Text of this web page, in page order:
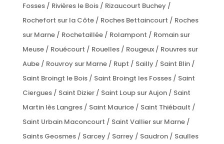
Fosses / Rivières le Bois / Rizaucourt Buchey /
Rochefort sur la Côte / Roches Bettaincourt / Roches
sur Marne / Rochetaillée / Rolampont / Romain sur
Meuse / Rouécourt / Rouelles / Rougeux / Rouvres sur
Aube / Rouvroy sur Marne / Rupt / Sailly / Saint Blin /
Saint Broingt le Bois / Saint Broingt les Fosses / Saint
Ciergues / Saint Dizier / Saint Loup sur Aujon / Saint
Martin lès Langres / Saint Maurice / Saint Thiébault /
Saint Urbain Maconcourt / Saint Vallier sur Marne /
Saints Geosmes / Sarcey / Sarrey / Saudron / Saulles